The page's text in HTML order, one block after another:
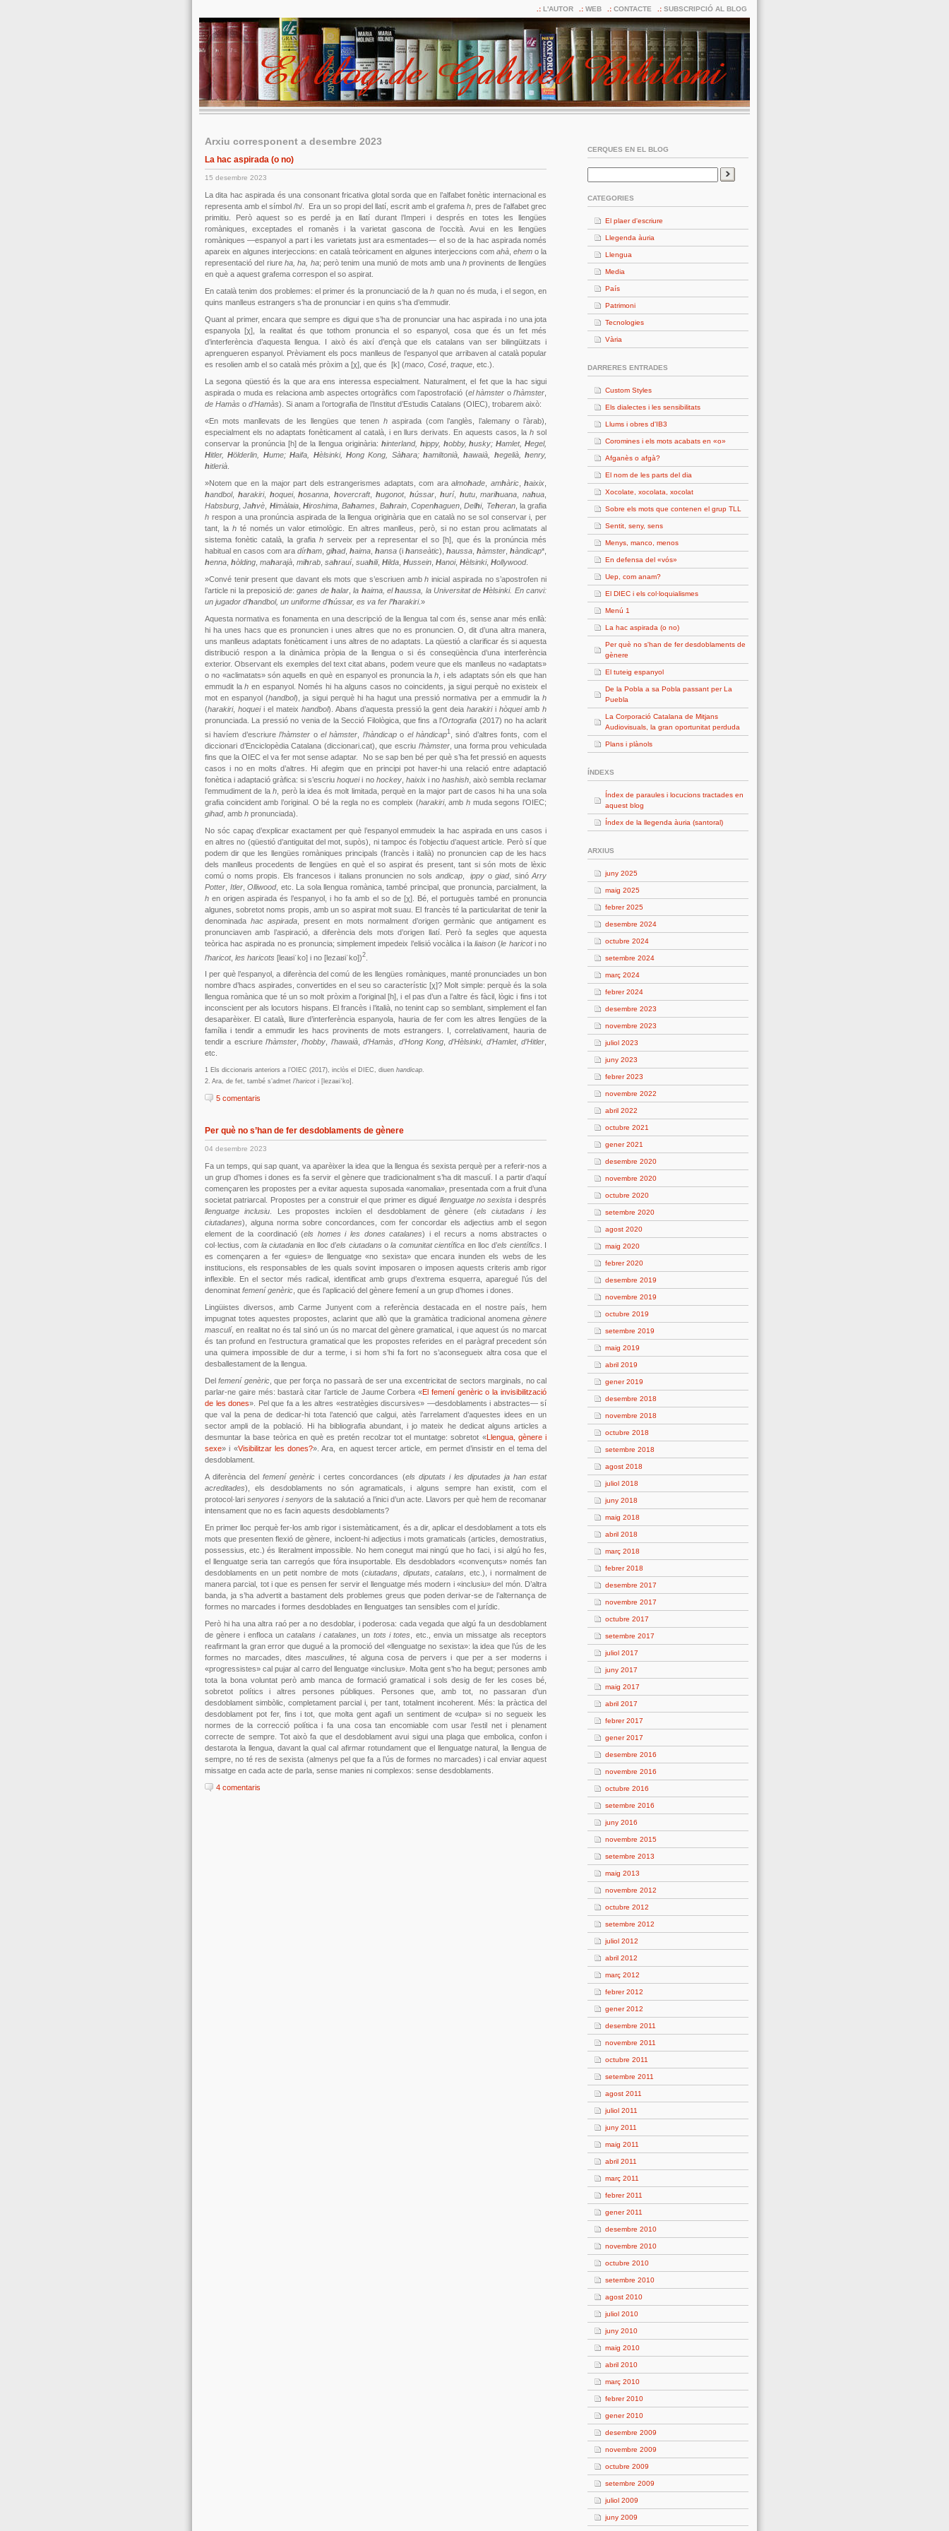
SUBSCRIPCIÓ AL BLOG
CONTACTE
WEB
L'AUTOR
Arxiu corresponent a desembre 2023
La hac aspirada (o no)
15 desembre 2023
La dita hac aspirada és una consonant fricativa glotal sorda que en l’alfabet fonètic internacional es
representa amb el símbol /h/. Era un so propi del llatí, escrit amb el grafema h , pres de l’alfabet grec
primitiu. Però aquest so es perdé ja en llatí durant l’Imperi i després en totes les llengües
romàniques, exceptades el romanès i la varietat gascona de l’occità. Avui en les llengües
romàniques —espanyol a part i les varietats just ara esmentades— el so de la hac aspirada només
apareix en algunes interjeccions: en català teòricament en algunes interjeccions com ahà ehem o la
representació del riureha, ha, ha; però tenim una munió de mots amb una hprovinents de llengües
en què a aquest grafema correspon el so aspirat.
En català tenim dos problemes: el primer és la pronunciació de lah quan no és muda, i el segon, en
quins manlleus estrangers s’ha de pronunciar i en quins s’ha d’emmudir.
Quant al primer, encara que sempre es digui que s’ha de pronunciar una hac aspirada i no una jota
espanyola [χ], la realitat és que tothom pronuncia el so espanyol, cosa que és un fet més
d’interferència d’aquesta llengua. I això és així d’ençà que els catalans van ser bilingüitzats i
aprengueren espanyol. Prèviament els pocs manlleus de l’espanyol que arribaven al català popular
es resolien amb el so català més pròxim a [χ], que és [k] (maco Cosé traque , etc.).
La segona qüestió és la que ara ens interessa especialment. Naturalment, el fet que la hac sigui
aspirada o muda es relaciona amb aspectes ortogràfics com l’apostrofació (el hàmster ol’hàmster
de Hamàs o d’Hamàs). Si anam a l’ortografia de l’Institut d’Estudis Catalans (OIEC), trobarem això:
«En mots manllevats de les llengües que tenen haspirada (com l’anglès, l’alemany o l’àrab),
especialment els no adaptats fonèticament al català, i en llurs derivats. En aquests casos, lah sol
conservar la pronúncia [h] de la llengua originària: hinterland, hippy, hobby,husky;Hamlet,Hegel,
Hitler,Hölderlin, Hume;Haifa, Hèlsinki, Hong Kong, Sàhara; hamiltonià,hawaià, hegelià,henry,
hitlerià
»Notem que en la major part dels estrangerismes adaptats, com araalmohade amhàric,haixix
handbol, harakiri, hoquei,hosanna ,hovercraft,hugonot, hússar, hurí, hutu,marihuana ,nahua
Habsburg ,Jahvè Himàlaia, Hiroshima,Bahames Bahrain, Copenhaguen,Delhi, Teheran, la grafia
h respon a una pronúncia aspirada de la llengua originària que en català no se sol conservar i, per
tant, la hté només un valor etimològic. En altres manlleus, però, si no estan prou aclimatats al
sistema fonètic català, la grafia hserveix per a representar el so [h], que és la pronúncia més
habitual en casos com ara dírham gihad, haima hansa (i hanseàtic), haussa hàmster hàndicap*,
henna hòlding maharajà mihrab sahrauí, suahili, Hilda Hussein Hanoi, Hèlsinki, Hollywood.
»Convé tenir present que davant els mots que s’escriuen ambh inicial aspirada no s’apostrofen ni
l’article ni la preposicióde:ganes dehalar ,la haima, elhaussa, la Universitat deHèlsinki. En canvi:
un jugador d’handbol, un uniforme d’hússar, es va fer l’harakiri.»
Aquesta normativa es fonamenta en una descripció de la llengua tal com és, sense anar més enllà:
hi ha unes hacs que es pronuncien i unes altres que no es pronuncien. O, dit d’una altra manera,
uns manlleus adaptats fonèticament i uns altres de no adaptats. La qüestió a clarificar és si aquesta
distribució respon a la dinàmica pròpia de la llengua o si és conseqüència d’una interferència
exterior. Observant els exemples del text citat abans, podem veure que els manlleus no «adaptats»
o no «aclimatats» són aquells en què en espanyol es pronuncia lah , i els adaptats són els que han
emmudit lah en espanyol. Només hi ha alguns casos no coincidents, ja sigui perquè no existeix el
mot en espanyol (handbol), ja sigui perquè hi ha hagut una pressió normativa per a emmudir lah
(harakiri, hoquei i el mateix handbol). Abans d’aquesta pressió la gent deiaharakiriihòqueiamb h
pronunciada. La pressió no venia de la Secció Filològica, que fins a l’Ortografia (2017) no ha aclarit
si havíem d’escriurel’hàmster oel hàmster l’hàndicapo el hàndicap1
, sinó d’altres fonts, com el
diccionari d’Enciclopèdia Catalana (diccionari.cat), que escriu l’hàmster, una forma prou vehiculada
fins que la OIEC el va fer mot sense adaptar. No se sap ben bé per què s’ha fet pressió en aquests
casos i no en molts d’altres. Hi afegim que en principi pot haver-hi una relació entre adaptació
fonètica i adaptació gràfica: si s’escriuhoqueii no hockey, haixix i no hashish, això sembla reclamar
l’emmudiment de lah , però la idea és molt limitada, perquè en la major part de casos hi ha una sola
grafia coincident amb l’original. O bé la regla no es compleix (harakiri, amb hmuda segons l’OIEC;
gihad, amb h pronunciada).
No sóc capaç d’explicar exactament per què l’espanyol emmudeix la hac aspirada en uns casos i
en altres no (qüestió d’antiguitat del mot, supòs), ni tampoc és l’objectiu d’aquest article. Però sí que
podem dir que les llengües romàniques principals (francès i italià) no pronuncien cap de les hacs
dels manlleus procedents de llengües en què el so aspirat és present, tant si són mots de lèxic
comú o noms propis. Els francesos i italians pronuncien no sols andicap,ippy ogiad, sinóArry
Potter Itler,Olliwood, etc. La sola llengua romànica, també principal, que pronuncia, parcialment, la
h en origen aspirada és l’espanyol, i ho fa amb el so de [χ]. Bé, el portuguès també en pronuncia
algunes, sobretot noms propis, amb un so aspirat molt suau. El francès té la particularitat de tenir la
denominada hac aspirada , present en mots normalment d’origen germànic que antigament es
pronunciaven amb l’aspiració, a diferència dels mots d’origen llatí. Però fa segles que aquesta
teòrica hac aspirada no es pronuncia; simplement impedeix l’elisió vocàlica i laliaison (le haricoti no
l’haricot, les haricots [leaʁiˈko] i no [lezaʁiˈko])2
I per què l’espanyol, a diferència del comú de les llengües romàniques, manté pronunciades un bon
nombre d’hacs aspirades, convertides en el seu so característic [χ]? Molt simple: perquè és la sola
llengua romànica que té un so molt pròxim a l’original [h], i el pas d’un a l’altre és fàcil, lògic i fins i tot
inconscient per als locutors hispans. El francès i l’italià, no tenint cap so semblant, simplement el fan
desaparèixer. El català, lliure d’interferència espanyola, hauria de fer com les altres llengües de la
família i tendir a emmudir les hacs provinents de mots estrangers. I, correlativament, hauria de
tendir a escriurel’hàmster ,l’hobby l’hawaià,d’Hamàs d’Hong Kong,d’Hèlsinki, d’Hamlet,d’Hitler
etc.
1 Els diccionaris anteriors a l’OIEC (2017), inclòs el DIEC, diuen handicap.
2. Ara, de fet, també s’admet l’haricot i [lezaʁiˈko].
5 comentaris
Per què no s’han de fer desdoblaments de gènere
04 desembre 2023
Fa un temps, qui sap quant, va aparèixer la idea que la llengua és sexista perquè per a referir-nos a
un grup d’homes i dones es fa servir el gènere que tradicionalment s’ha dit masculí. I a partir d’aquí
començaren les propostes per a evitar aquesta suposada «anomalia», presentada com a fruit d’una
societat patriarcal. Propostes per a construir el que primer es digué llenguatge no sexista i després
llenguatge inclusiu . Les propostes incloïen el desdoblament de gènere (els ciutadans i les
ciutadanes), alguna norma sobre concordances, com fer concordar els adjectius amb el segon
element de la coordinació (els homes i les dones catalanes) i el recurs a noms abstractes o
col·lectius, com la ciutadania en lloc d’els ciutadans ola comunitat científica en lloc d’els científics
es començaren a fer «guies» de llenguatge «no sexista» que encara inunden els webs de les
institucions, els responsables de les quals sovint imposaren o imposen aquests criteris amb rigor
inflexible. En el sector més radical, identificat amb grups d’extrema esquerra, aparegué l’ús del
denominat femení genèric , que és l’aplicació del gènere femení a un grup d’homes i dones.
Lingüistes diversos, amb Carme Junyent com a referència destacada en el nostre país, hem
impugnat totes aquestes propostes, aclarint que allò que la gramàtica tradicional anomena gènere
masculí , en realitat no és tal sinó un ús no marcat del gènere gramatical, i que aquest ús no marcat
és tan profund en l’estructura gramatical que les propostes referides en el paràgraf precedent són
una quimera impossible de dur a terme, i si hom s’hi fa fort no s’aconsegueix altra cosa que el
desballestament de la llengua.
Delfemení genèric, que per força no passarà de ser una excentricitat de sectors marginals, no cal
parlar-ne gaire més: bastarà citar l’article de Jaume Corbera «El femení genèric o la invisibilització
de les dones». Pel que fa a les altres «estratègies discursives» —desdoblaments i abstractes— sí
que val la pena de dedicar-hi tota l’atenció que calgui, atès l’arrelament d’aquestes idees en un
sector ampli de la població. Hi ha bibliografia abundant, i jo mateix he dedicat alguns articles a
desmuntar la base teòrica en què es pretén recolzar tot el muntatge: sobretot «Llengua, gènere i
sexe» i «Visibilitzar les dones?». Ara, en aquest tercer article, em permet d’insistir en el tema del
desdoblament.
A diferència delfemení genèric i certes concordances (els diputats i les diputades ja han estat
acreditades), els desdoblaments no són agramaticals, i alguns sempre han existit, com el
protocol·lari senyores i senyors de la salutació a l’inici d’un acte. Llavors per què hem de recomanar
intensament que no es facin aquests desdoblaments?
En primer lloc perquè fer-los amb rigor i sistemàticament, és a dir, aplicar el desdoblament a tots els
mots que presenten flexió de gènere, incloent-hi adjectius i mots gramaticals (articles, demostratius,
possessius, etc.) és literalment impossible. No hem conegut mai ningú que ho faci, i si algú ho fes,
el llenguatge seria tan carregós que fóra insuportable. Els desdobladors «convençuts» només fan
desdoblaments en un petit nombre de mots (ciutadans diputats ,catalans , etc.), i normalment de
manera parcial, tot i que es pensen fer servir el llenguatge més modern i «inclusiu» del món. D’altra
banda, ja s’ha advertit a bastament dels problemes greus que poden derivar-se de l’alternança de
formes no marcades i formes desdoblades en llenguatges tan sensibles com el jurídic.
Però hi ha una altra raó per a no desdoblar, i poderosa: cada vegada que algú fa un desdoblament
de gènere i enfloca uncatalans i catalanes , un tots i totes
, etc., envia un missatge als receptors
reafirmant la gran error que dugué a la promoció del «llenguatge no sexista»: la idea que l’ús de les
formes no marcades, dites masculines , té alguna cosa de pervers i que per a ser moderns i
«progressistes» cal pujar al carro del llenguatge «inclusiu». Molta gent s’ho ha begut; persones amb
tota la bona voluntat però amb manca de formació gramatical i sols desig de fer les coses bé,
sobretot polítics i altres persones públiques. Persones que, amb tot, no passaran d’un
desdoblament simbòlic, completament parcial i, per tant, totalment incoherent. Més: la pràctica del
desdoblament pot fer, fins i tot, que molta gent agafi un sentiment de «culpa» si no segueix les
normes de la correcció política i fa una cosa tan encomiable com usar l’estil net i plenament
correcte de sempre. Tot això fa que el desdoblament avui sigui una plaga que embolica, confon i
destarota la llengua, davant la qual cal afirmar rotundament que el llenguatge natural, la llengua de
sempre, no té res de sexista (almenys pel que fa a l’ús de formes no marcades) i cal enviar aquest
missatge en cada acte de parla, sense manies ni complexos: sense desdoblaments.
4 comentaris
CERQUES EN EL BLOG
CATEGORIES
El plaer d'escriure
Llegenda àuria
Llengua
Media
País
Patrimoni
Tecnologies
Vària
DARRERES ENTRADES
Custom Styles
Els dialectes i les sensibilitats
Llums i obres d'IB3
Coromines i els mots acabats en «o»
Afganès o afgà?
El nom de les parts del dia
Xocolate, xocolata, xocolat
Sobre els mots que contenen el grup TLL
Sentit, seny, sens
Menys, manco, menos
En defensa del «vós»
Uep, com anam?
El DIEC i els col·loquialismes
Menú 1
La hac aspirada (o no)
Per què no s'han de fer desdoblaments de
gènere
El tuteig espanyol
De la Pobla a sa Pobla passant per La
Puebla
La Corporació Catalana de Mitjans
Audiovisuals, la gran oportunitat perduda
Plans i plànols
ÍNDEXS
Índex de paraules i locucions tractades en
aquest blog
Índex de la llegenda àuria (santoral)
ARXIUS
juny 2025
maig 2025
febrer 2025
desembre 2024
octubre 2024
setembre 2024
març 2024
febrer 2024
desembre 2023
novembre 2023
juliol 2023
juny 2023
febrer 2023
novembre 2022
abril 2022
octubre 2021
gener 2021
desembre 2020
novembre 2020
octubre 2020
setembre 2020
agost 2020
maig 2020
febrer 2020
desembre 2019
novembre 2019
octubre 2019
setembre 2019
maig 2019
abril 2019
gener 2019
desembre 2018
novembre 2018
octubre 2018
setembre 2018
agost 2018
juliol 2018
juny 2018
maig 2018
abril 2018
març 2018
febrer 2018
desembre 2017
novembre 2017
octubre 2017
setembre 2017
juliol 2017
juny 2017
maig 2017
abril 2017
febrer 2017
gener 2017
desembre 2016
novembre 2016
octubre 2016
setembre 2016
juny 2016
novembre 2015
setembre 2013
maig 2013
novembre 2012
octubre 2012
setembre 2012
juliol 2012
abril 2012
març 2012
febrer 2012
gener 2012
desembre 2011
novembre 2011
octubre 2011
setembre 2011
agost 2011
juliol 2011
juny 2011
maig 2011
abril 2011
març 2011
febrer 2011
gener 2011
desembre 2010
novembre 2010
octubre 2010
setembre 2010
agost 2010
juliol 2010
juny 2010
maig 2010
abril 2010
març 2010
febrer 2010
gener 2010
desembre 2009
novembre 2009
octubre 2009
setembre 2009
juliol 2009
juny 2009